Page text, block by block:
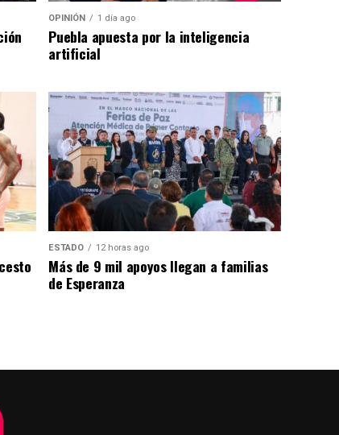
OPINIÓN 1 día ago
Puebla apuesta por la inteligencia
artificial
ESTADO 12 horas ago
Más de 9 mil apoyos llegan a familias
de Esperanza